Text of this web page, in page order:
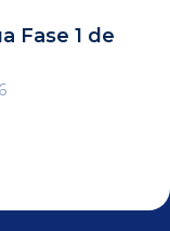
Fase 1 de